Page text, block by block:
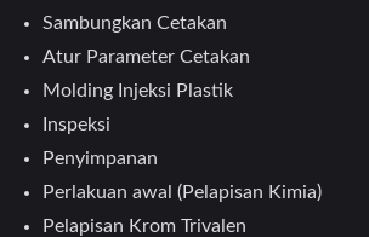
Sambungkan Cetakan
Atur Parameter Cetakan
Molding Injeksi Plastik
Inspeksi
Penyimpanan
Perlakuan awal (Pelapisan Kimia)
Pelapisan Krom Trivalen